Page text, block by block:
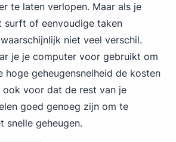
te laten verlopen. Maar als je
surft of eenvoudige taken
niet veel verschil.
je je computer voor gebruikt om
hoge geheugensnelheid de kosten
ook voor dat de rest van je
goed genoeg zijn om te
snelle geheugen.